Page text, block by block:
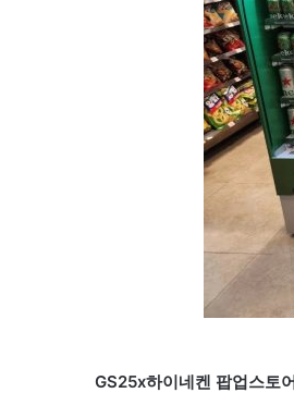
GS25x하이네켄 팝업스토